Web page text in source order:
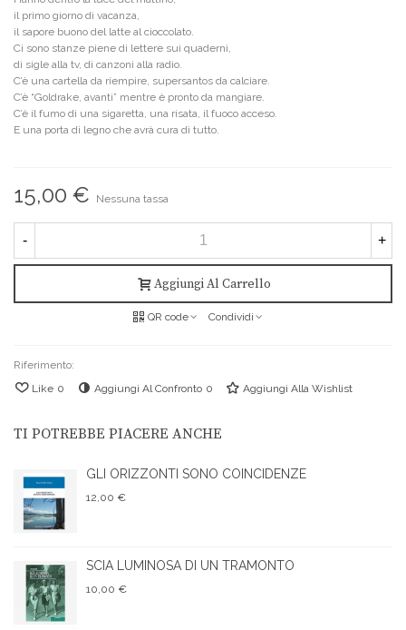
il primo giorno di vacanza,
il sapore buono del latte al cioccolato.
Ci sono stanze piene di lettere sui quaderni,
di sigle alla tv, di canzoni alla radio.
C’è una cartella da riempire, supersantos da calciare.
C’è “Goldrake, avanti” mentre è pronto da mangiare.
C’è il fumo di una sigaretta, una risata, il fuoco acceso.
E una porta di legno che avrà cura di tutto.
15,00 € Nessuna tassa
- +
Aggiungi Al Carrello
QR code Condividi
Riferimento:
Like 0 Aggiungi Al Confronto 0 Aggiungi Alla Wishlist
TI POTREBBE PIACERE ANCHE
GLI ORIZZONTI SONO COINCIDENZE
12,00 €
SCIA LUMINOSA DI UN TRAMONTO
10,00 €